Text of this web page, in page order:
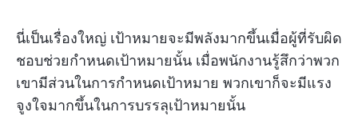
นี่เป็นเรื่องใหญ่ เป้าหมายจะมีพลังมากขึ้นเมื่อผู้ที่รับผิด
ชอบช่วยกำหนดเป้าหมายนั้น เมื่อพนักงานรู้สึกว่าพวก
เขามีส่วนในการกำหนดเป้าหมาย พวกเขาก็จะมีแรง
จูงใจมากขึ้นในการบรรลุเป้าหมายนั้น